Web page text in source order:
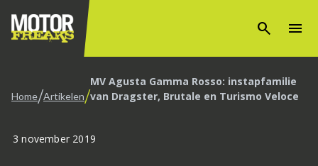
search menu
Home/Artikelen/MV Agusta Gamma Rosso: instapfamilie
van Dragster, Brutale en Turismo Veloce
3 november 2019